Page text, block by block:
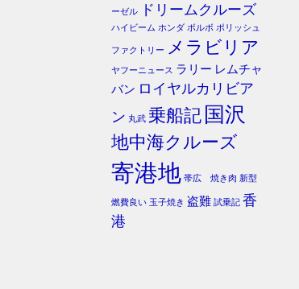
ーゼル
ドリームクルーズ
ハイビーム ホンダ ボルボ ポリッシュ
ファクトリー メラビリア
ヤフーニュース ラリー レムチャ
バン ロイヤルカリビア
ン 丸武 乗船記 国沢
地中海クルーズ
寄港地 帯広 焼き肉 新型
燃費良い 玉子焼き 盗難 試乗記 香
港